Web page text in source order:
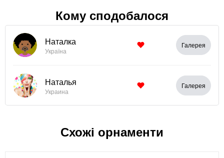
Кому сподобалося
Наталка
Україна
Галерея
Наталья
Украина
Галерея
Схожі орнаменти